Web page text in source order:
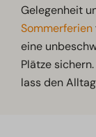
Gelegenheit
Sommerferien
eine
Plätze
lass den